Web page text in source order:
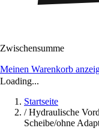
Zwischensumme
Meinen Warenkorb
Loading...
Startseite
/ Hydraulische
Scheibe/ohne